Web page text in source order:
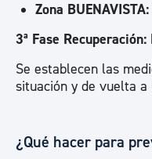
Zona BUENAVISTA:
3ª Fase
Se establecen las
situación y de vuelta
¿Qué hacer para